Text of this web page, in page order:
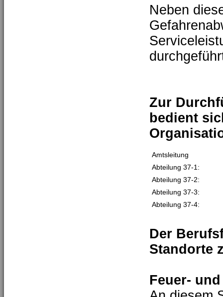
Neben
Zur
bedient
Amtsleitung
Abteilung 37-1:
Abteilung 37-2:
Abteilung 37-3:
Abteilung 37-4:
Der
Standorte
Feuer-